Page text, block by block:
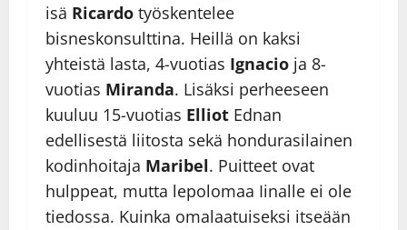
isä Ricardo työskentelee
bisneskonsulttina. Heillä on kaksi
yhteistä lasta, 4-vuotias Ignacio ja 8-
vuotias Miranda. Lisäksi perheeseen
kuuluu 15-vuotias Elliot Ednan
edellisestä liitosta sekä hondurasilainen
kodinhoitaja Maribel. Puitteet ovat
hulppeat, mutta lepolomaa Iinalle ei ole
tiedossa. Kuinka omalaatuiseksi itseään